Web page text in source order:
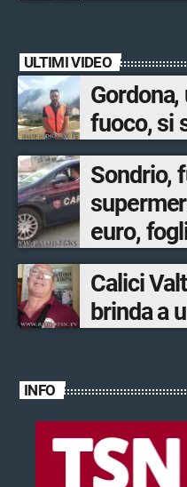
ULTIMI VIDEO
fuoco, si
Sondrio,
euro,
Calici
brinda a
INFO